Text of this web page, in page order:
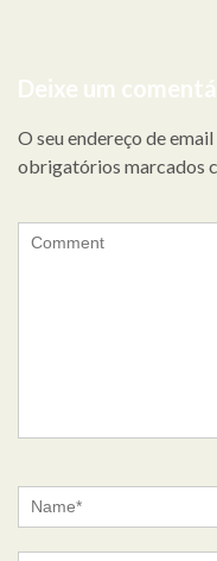
Deixe um
O seu endereço de
obrigatórios marcados